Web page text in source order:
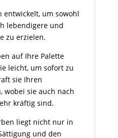
entwickelt, um sowohl
lebendigere und
zu erzielen.
auf Ihre Palette
leicht, um sofort zu
sie Ihren
wobei sie auch nach
kräftig sind.
liegt nicht nur in
und den